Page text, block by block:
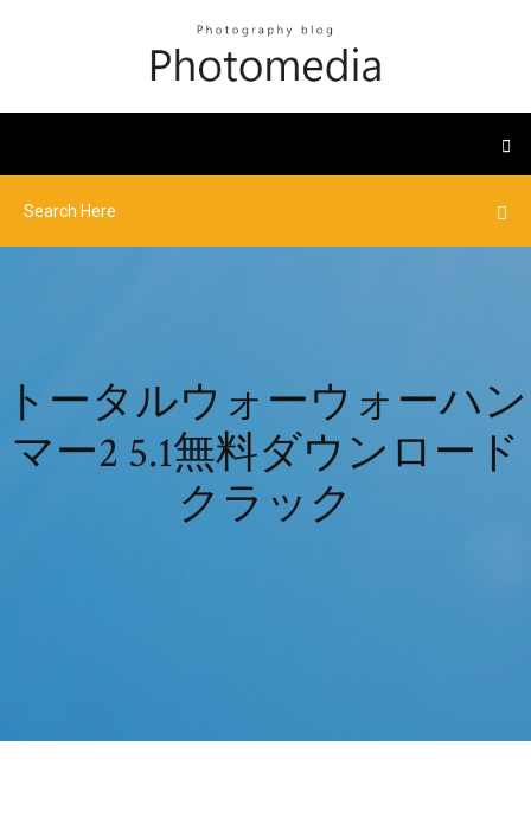
トータルウォーウォーハン
マー2 5.1無料ダウンロード
クラック